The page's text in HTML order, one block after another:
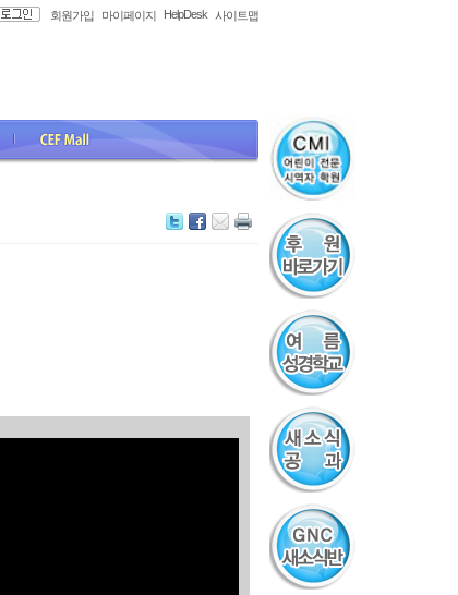
회원가입 마이페이지 HelpDesk 사이트맵